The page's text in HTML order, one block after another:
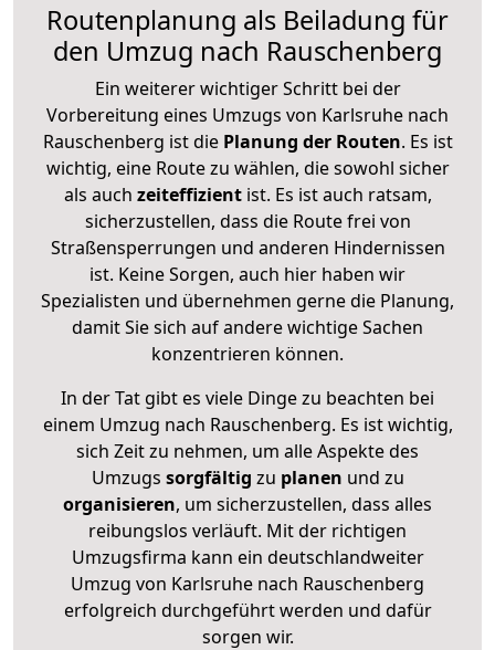
Routenplanung als Beiladung für
den Umzug nach Rauschenberg
Ein weiterer wichtiger Schritt bei der
Vorbereitung eines Umzugs von Karlsruhe nach
Rauschenberg ist diePlanung der Routen. Es ist
wichtig, eine Route zu wählen, die sowohl sicher
als auch zeiteffizientist. Es ist auch ratsam,
sicherzustellen, dass die Route frei von
Straßensperrungen und anderen Hindernissen
ist. Keine Sorgen, auch hier haben wir
Spezialisten und übernehmen gerne die Planung,
damit Sie sich auf andere wichtige Sachen
konzentrieren können.
In der Tat gibt es viele Dinge zu beachten bei
einem Umzug nach Rauschenberg. Es ist wichtig,
sich Zeit zu nehmen, um alle Aspekte des
Umzugs sorgfältig zu planen und zu
organisieren, um sicherzustellen, dass alles
reibungslos verläuft. Mit der richtigen
Umzugsfirma kann ein deutschlandweiter
Umzug von Karlsruhe nach Rauschenberg
erfolgreich durchgeführt werden und dafür
sorgen wir.